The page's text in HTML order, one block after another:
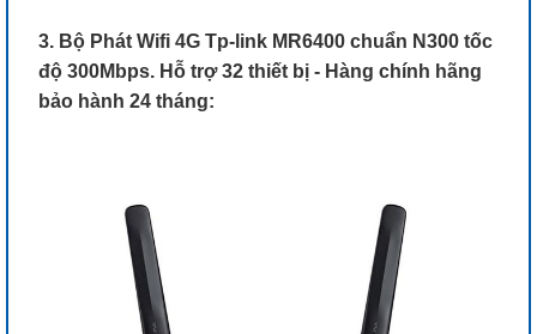
3. Bộ Phát Wifi 4G Tp-link MR6400 chuẩn N300 tốc
độ 300Mbps. Hỗ trợ 32 thiết bị - Hàng chính hãng
bảo hành 24 tháng: